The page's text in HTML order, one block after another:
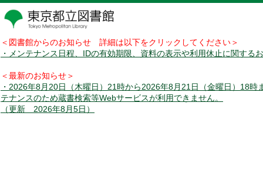
＜図書館からのお知らせ 詳細は以下をクリックしてください＞
・メンテナンス日程、IDの有効期限、資料の表示や利用休止に関する
＜最新のお知らせ＞
・2026年8月20日（木曜日）21時から2026年8月21日（金曜日）18時
テナンスのため蔵書検索等Webサービスが利用できません。
（更新 2026年8月5日）